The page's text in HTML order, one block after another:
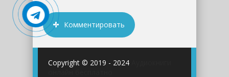
Комментировать
Copyright © 2019 - 2024